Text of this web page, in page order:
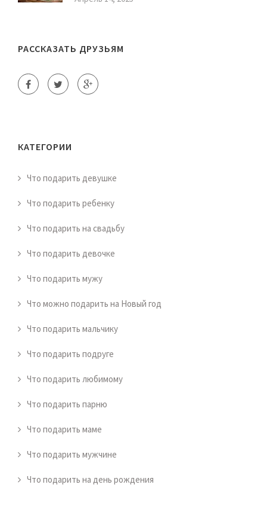
РАССКАЗАТЬ ДРУЗЬЯМ
КАТЕГОРИИ
Что подарить девушке
Что подарить ребенку
Что подарить на свадьбу
Что подарить девочке
Что подарить мужу
Что можно подарить на Новый год
Что подарить мальчику
Что подарить подруге
Что подарить любимому
Что подарить парню
Что подарить маме
Что подарить мужчине
Что подарить на день рождения